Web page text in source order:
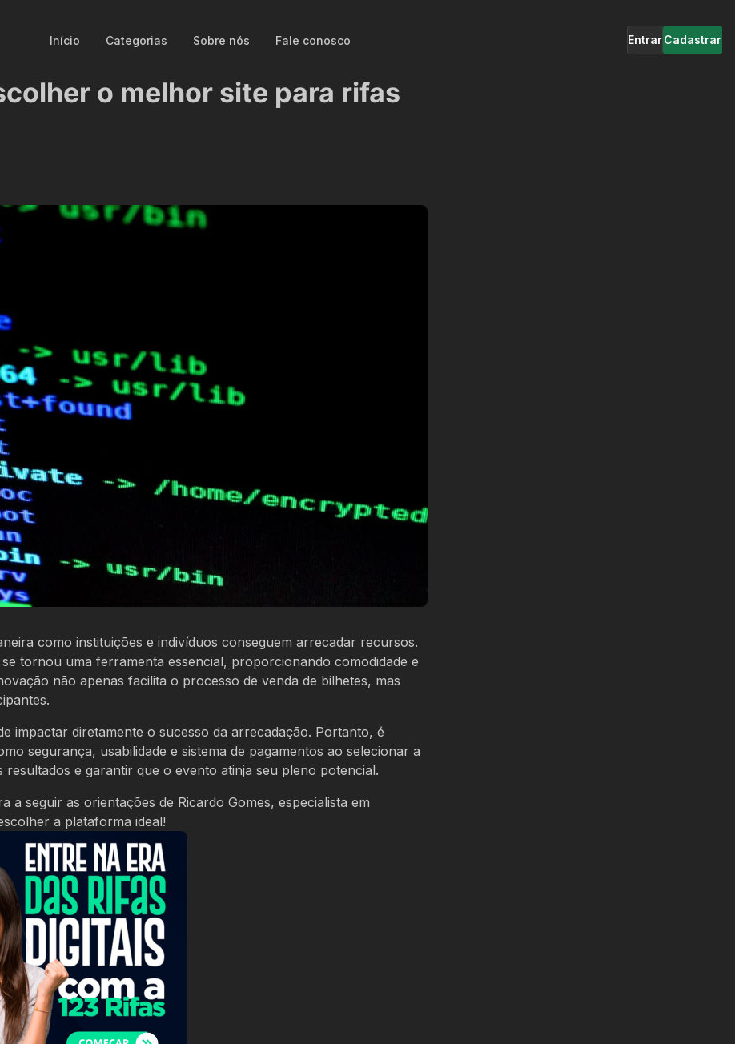
Início Categorias Sobre nós Fale conosco EntrarCadastrar
o melhor site para rifas
como instituições e indivíduos conseguem arrecadar recursos.
se tornou uma ferramenta essencial, proporcionando comodidade e
não apenas facilita o processo de venda de bilhetes, mas
impactar diretamente o sucesso da arrecadação. Portanto, é
segurança, usabilidade e sistema de pagamentos ao selecionar a
e garantir que o evento atinja seu pleno potencial.
seguir as orientações de Ricardo Gomes, especialista em
a plataforma ideal!